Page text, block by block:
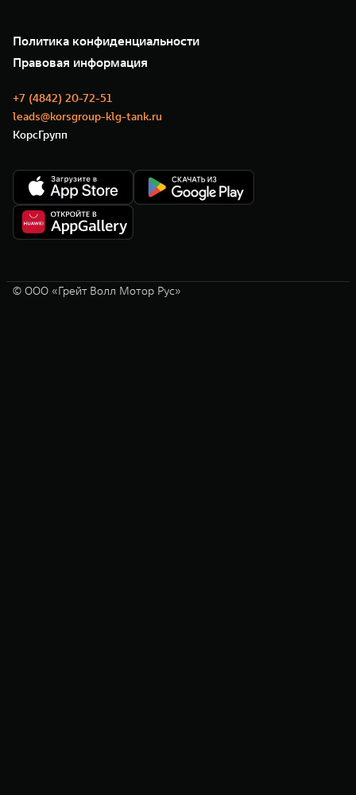
Сервис
Нулевое ТО
Моторные масла
35 лет GWM
GWM ТЕХ ДЕНЬ
Новости
Политика конфиденциальности
Правовая информация
+7 (4842) 20-72-51
leads@korsgroup-klg-tank.ru
КорсГрупп
© ООО «Грейт Волл Мотор Рус»